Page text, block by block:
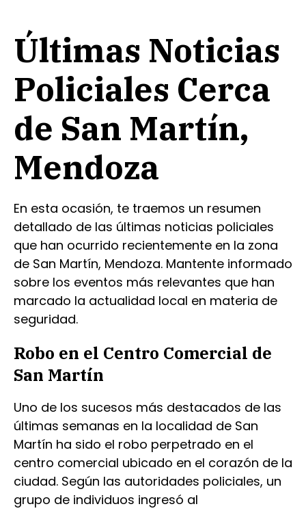
Últimas Noticias
Policiales Cerca
de San Martín,
Mendoza
En esta ocasión, te traemos un resumen
detallado de las últimas noticias policiales
que han ocurrido recientemente en la zona
de San Martín, Mendoza. Mantente informado
sobre los eventos más relevantes que han
marcado la actualidad local en materia de
seguridad.
Robo en el Centro Comercial de
San Martín
Uno de los sucesos más destacados de las
últimas semanas en la localidad de San
Martín ha sido el robo perpetrado en el
centro comercial ubicado en el corazón de la
ciudad. Según las autoridades policiales, un
grupo de individuos ingresó al